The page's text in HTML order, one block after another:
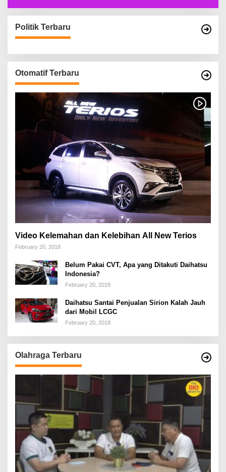
Politik Terbaru
Otomatif Terbaru
Video Kelemahan dan Kelebihan All New Terios
February 20, 2018
Belum Pakai CVT, Apa yang Ditakuti Daihatsu
Indonesia?
February 20, 2018
Daihatsu Santai Penjualan Sirion Kalah Jauh
dari Mobil LCGC
February 20, 2018
Olahraga Terbaru